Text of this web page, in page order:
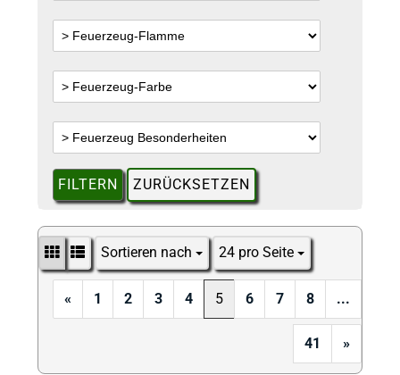
FILTERN ZURÜCKSETZEN
Sortieren nach
Sortieren nach 24 pro Seite
pro Seite
« 1 2 3 4 5 6 7 8 ...
41 »